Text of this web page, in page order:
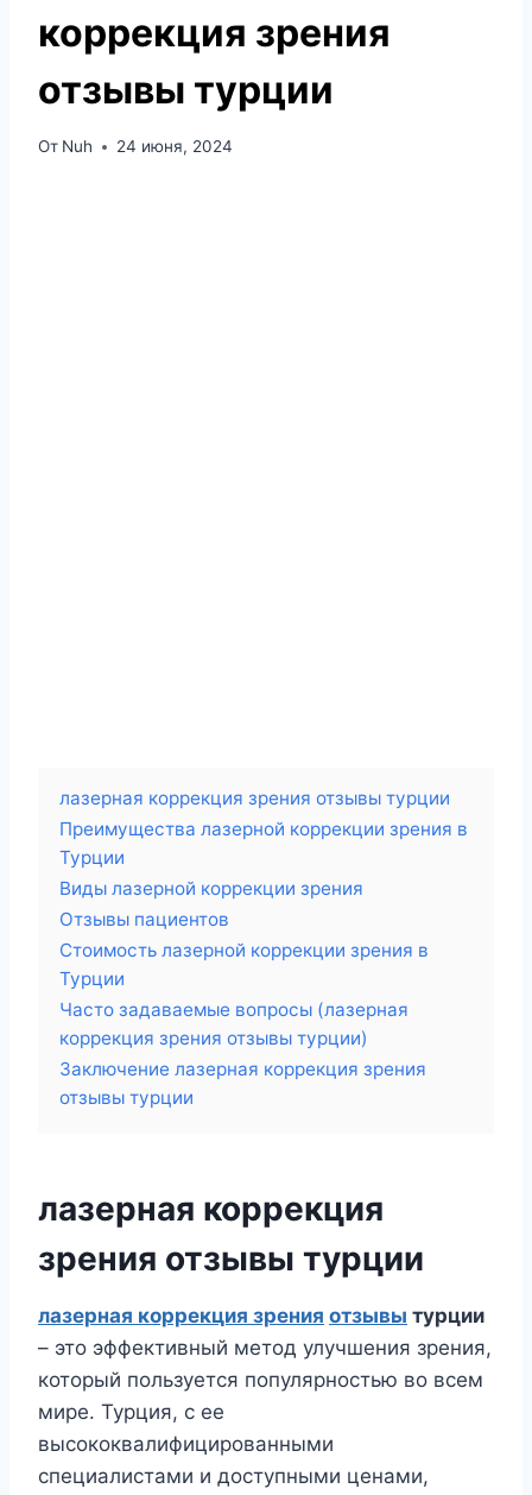
коррекция зрения
отзывы турции
От Nuh 24 июня, 2024
лазерная коррекция зрения отзывы турции
Преимущества лазерной коррекции зрения в
Турции
Виды лазерной коррекции зрения
Отзывы пациентов
Стоимость лазерной коррекции зрения в
Турции
Часто задаваемые вопросы (лазерная
коррекция зрения отзывы турции)
Заключение лазерная коррекция зрения
отзывы турции
лазерная коррекция
зрения отзывы турции
лазерная коррекция зрения отзывы турции
– это эффективный метод улучшения зрения,
который пользуется популярностью во всем
мире. Турция, с ее
высококвалифицированными
специалистами и доступными ценами,